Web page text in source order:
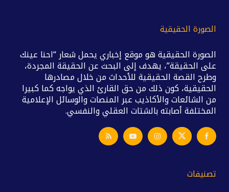
الصورة الحقيقية
الصورة الحقيقية هو موقع إخباري يحمل شعار “احنا عينك
على الحقيقة”، يهدف إلى البحث عن الحقيقة المجردة،
وطرح القصة الحقيقية للأحداث من خلال مصادرها
الحقيقية، كون ذلك من حق القارئ الذي يواجه كما كبيرا
من الشائعات والأكاذيب عبر المنصات والوسائل الإعلامية
المختلفة أصابته بالشتات العقلي والنفسي.
تصنيفات